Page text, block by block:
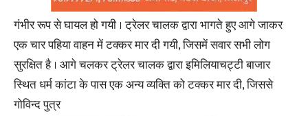
गंभीर रूप से घायल हो गयी । ट्रेलर चालक द्वारा भागते हुए आगे जाकर
एक चार पहिया वाहन में टक्कर मार दी गयी, जिसमें सवार सभी लोग
सुरक्षित है । आगे चलकर ट्रेलर चालक द्वारा इमिलियाचट्टी बाजार
स्थित धर्म कांटा के पास एक अन्य व्यक्ति को टक्कर मार दी, जिससे
गोविन्द पुत्र